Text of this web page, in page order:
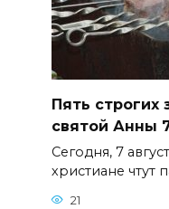
Пять строгих
святой Анны
Сегодня, 7
христиане чтут
21